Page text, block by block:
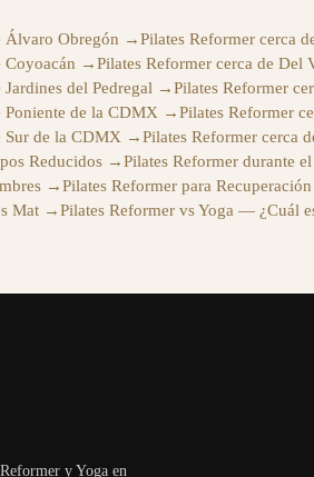
Álvaro Obregón →Pilates Reformer cerca
Coyoacán →Pilates Reformer cerca de Del
del Pedregal →Pilates Reformer
Poniente de la CDMX →Pilates Reformer
Sur de la CDMX →Pilates Reformer cerca
Reducidos →Pilates Reformer durante
→Pilates Reformer para
Mat →Pilates Reformer vs Yoga — ¿Cuál
y Yoga en